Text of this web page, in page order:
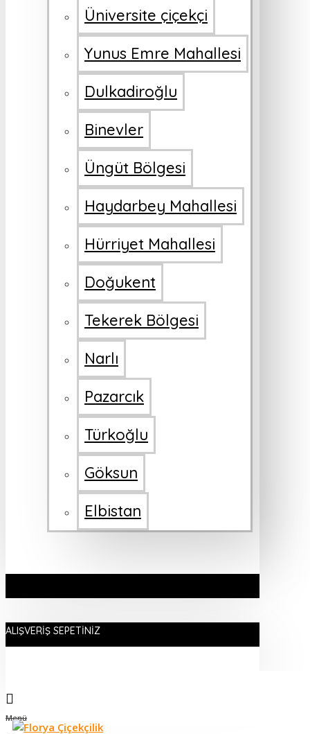
Üniversite çiçekçi
Yunus Emre Mahallesi
Dulkadiroğlu
Binevler
Üngüt Bölgesi
Haydarbey Mahallesi
Hürriyet Mahallesi
Doğukent
Tekerek Bölgesi
Narlı
Pazarcık
Türkoğlu
Göksun
Elbistan
ALIŞVERIŞ SEPETINIZ
Menü